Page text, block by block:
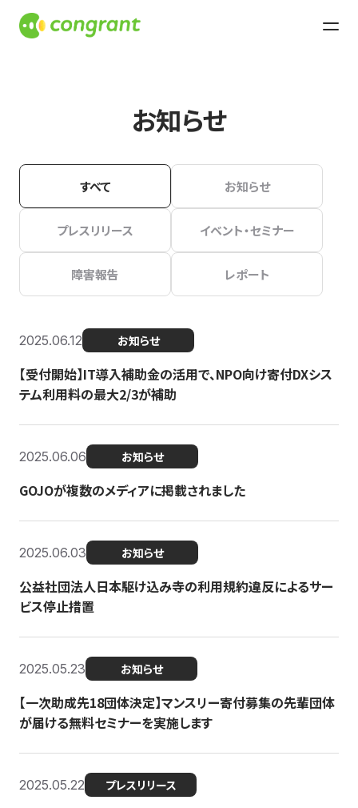
お知らせ
すべて お知らせ
プレスリリース イベント・セミナー
障害報告 レポート
2025.06.12 お知らせ
【受付開始】IT導入補助金の活用で、NPO向け寄付DXシス
テム利用料の最大2/3が補助
2025.06.06 お知らせ
GOJOが複数のメディアに掲載されました
2025.06.03 お知らせ
公益社団法人日本駆け込み寺の利用規約違反によるサー
ビス停止措置
2025.05.23 お知らせ
【一次助成先18団体決定】マンスリー寄付募集の先輩団体
が届ける無料セミナーを実施します
2025.05.22 プレスリリース